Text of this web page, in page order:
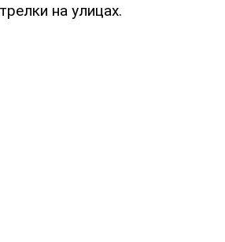
на улицах.